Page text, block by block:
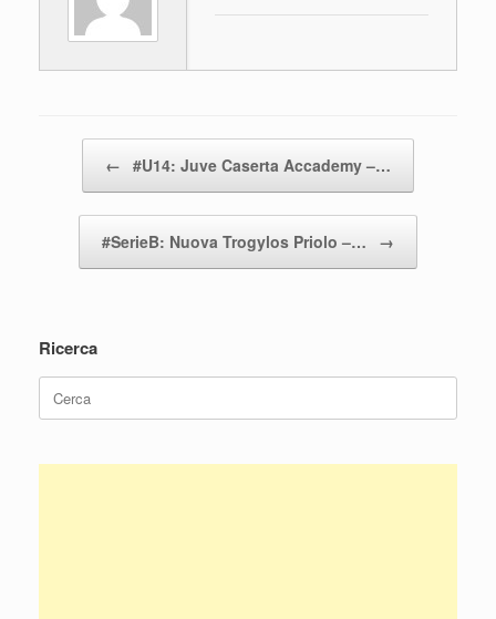
o
o
k
di
← #U14: Juve Caserta Accademy –…
#SerieB: Nuova Trogylos Priolo –… →
Ricerca
Ricerca
per: